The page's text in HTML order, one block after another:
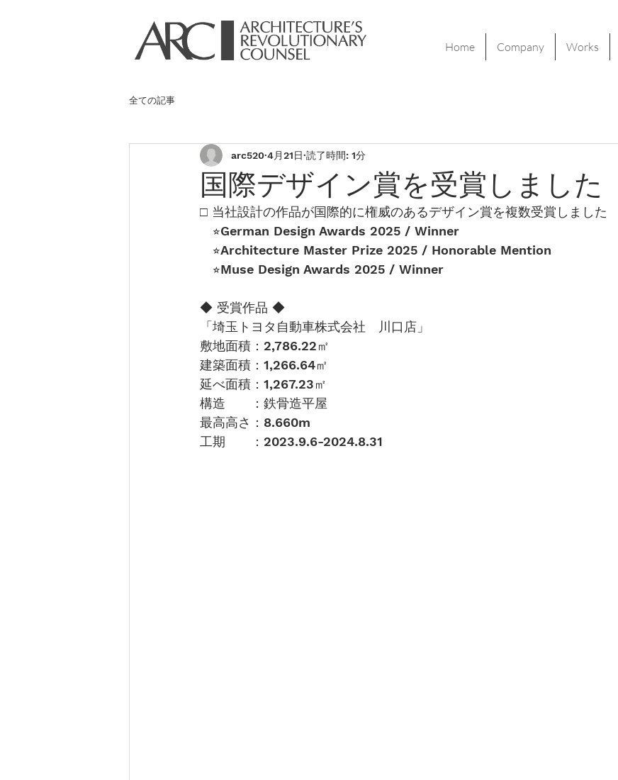
Home Company Works
全ての記事
国際デザイン賞を受賞しました
arc520 4月21日 読了時間: 1分
□ 当社設計の作品が国際的に権威のあるデザイン賞を複数受賞しました
⭐︎German Design Awards 2025 / Winner
⭐︎Architecture Master Prize 2025 / Honorable Mention
⭐︎Muse Design Awards 2025 / Winner
◆ 受賞作品 ◆
「埼玉トヨタ自動車株式会社　川口店」
敷地面積： 2,786.22㎡
建築面積： 1,266.64㎡
延べ面積： 1,267.23㎡
構造　　：鉄骨造平屋
最高高さ： 8.660m
工期　　： 2023.9.6-2024.8.31